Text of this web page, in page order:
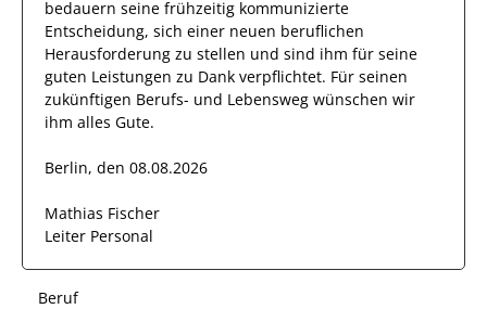
bedauern seine frühzeitig kommunizierte
Entscheidung, sich einer neuen beruflichen
Herausforderung zu stellen und sind ihm für seine
guten Leistungen zu Dank verpflichtet. Für seinen
zukünftigen Berufs- und Lebensweg wünschen wir
ihm alles Gute.
Berlin, den 08.08.2026
Mathias Fischer
Leiter Personal
Beruf